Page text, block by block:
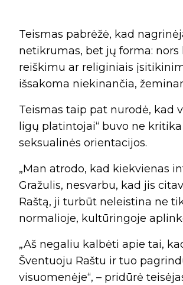
Teismas pabrėžė, kad
netikrumas, bet jų forma:
reiškimu ar religiniais
išsakoma niekinančia,
Teismas taip pat nurodė, kad
ligų platintojai“ buvo ne
seksualinės orientacijos.
„Man atrodo, kad kiekvienas
Gražulis, nesvarbu, kad jis
Raštą, ji turbūt neleistina ne
normalioje, kultūringoje
„Aš negaliu kalbėti apie tai,
Šventuoju Raštu ir tuo
visuomenėje“, – pridūrė